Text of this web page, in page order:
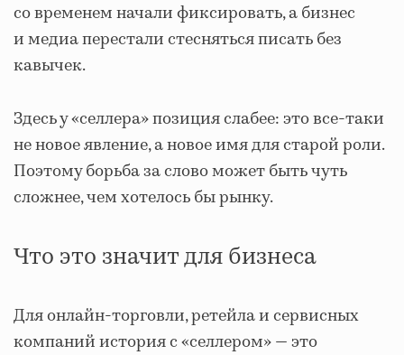
со временем начали фиксировать, а бизнес
и медиа перестали стесняться писать без
кавычек.
Здесь у «селлера» позиция слабее: это все-таки
не новое явление, а новое имя для старой роли.
Поэтому борьба за слово может быть чуть
сложнее, чем хотелось бы рынку.
Что это значит для бизнеса
Для онлайн-торговли, ретейла и сервисных
компаний история с «селлером» — это